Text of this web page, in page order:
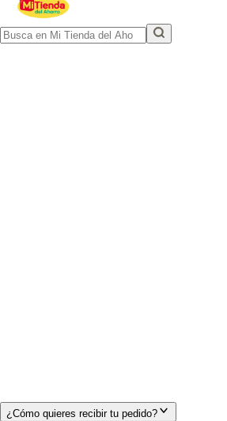
¿Cómo quieres recibir tu pedido?